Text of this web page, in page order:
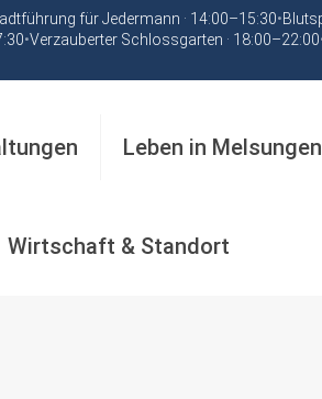
für Jedermann · 14:00–15:30•
•Verzauberter Schlossgarten · 18:00–22:00
Leben in Melsungen
Wirtschaft & Standort